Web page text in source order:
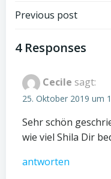
Post
Previous post
4 Responses
Cecile sagt:
25. Oktober 2019 um
Sehr schön
wie viel Shila Dir
antworten